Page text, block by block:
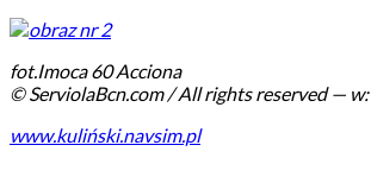
fot.Imoca 60 Acciona
© ServiolaBcn.com / All rights reserved— w:
www.kuliński.navsim.pl